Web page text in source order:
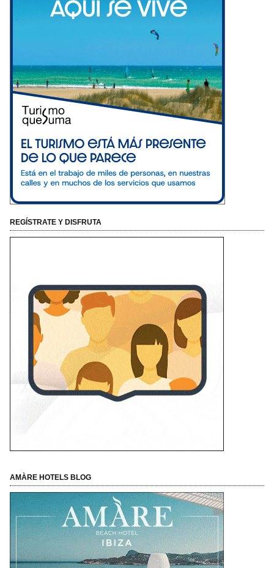
REGÍSTRATE Y DISFRUTA
AMÀRE HOTELS BLOG